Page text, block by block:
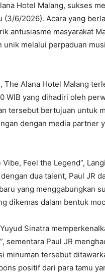
Hotel Malang, sukses
(3/6/2026). Acara yang
antusiasme masyarakat
unik melalui perpaduan
The Alana Hotel Malang
WIB yang dihadiri oleh
tersebut bertujuan untuk
dengan media partner
Feel the Legend”,
dua talent, Paul JR
yang menggabungkan
dikemas dalam bentuk
Sinatra
sementara Paul JR
minuman tersebut
positif dari para tamu